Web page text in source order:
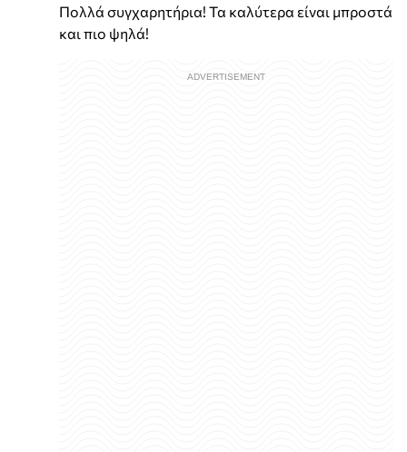
Πολλά συγχαρητήρια! Τα καλύτερα είναι μπροστά
και πιο ψηλά!